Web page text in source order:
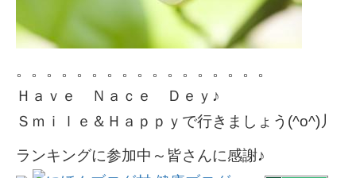
。。。。。。。。。。。。。。。。。
Ｈａｖｅ Ｎａｃｅ Ｄｅｙ♪
Ｓｍｉｌｅ＆Ｈａｐｐｙで行きましょう(^o^)丿
ランキングに参加中～皆さんに感謝♪